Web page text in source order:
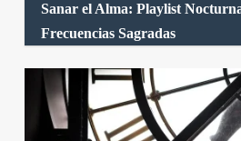
Sanar el Alma: Playlist
Frecuencias Sagradas